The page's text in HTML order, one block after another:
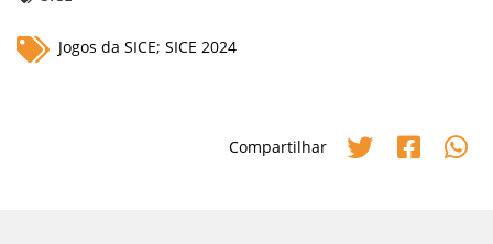
Jogos da SICE; SICE 2024
Compartilhar